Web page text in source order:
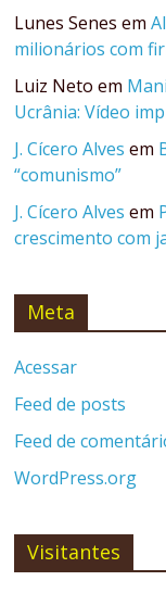
Lunes Senes em
milionários com
Luiz Neto em
Ucrânia: Vídeo
J. Cícero Alves em
“comunismo”
J. Cícero Alves em
crescimento com
Meta
Acessar
Feed de posts
Feed de
WordPress.org
Visitantes